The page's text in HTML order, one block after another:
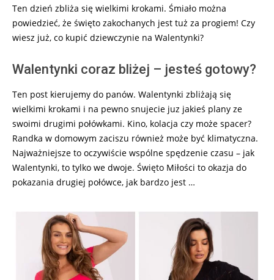
Ten dzień zbliża się wielkimi krokami. Śmiało można
powiedzieć, że święto zakochanych jest tuż za progiem! Czy
wiesz już, co kupić dziewczynie na Walentynki?
Walentynki coraz bliżej – jesteś gotowy?
Ten post kierujemy do panów. Walentynki zbliżają się
wielkimi krokami i na pewno snujecie juz jakieś plany ze
swoimi drugimi połówkami. Kino, kolacja czy może spacer?
Randka w domowym zaciszu również może być klimatyczna.
Najważniejsze to oczywiście wspólne spędzenie czasu – jak
Walentynki, to tylko we dwoje. Święto Miłości to okazja do
pokazania drugiej połówce, jak bardzo jest …